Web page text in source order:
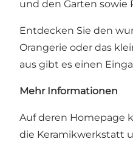
und den Garten sowie
Entdecken Sie den
Orangerie oder das
aus gibt es einen
Mehr Informationen
Auf deren Homepage
die Keramikwerkstatt